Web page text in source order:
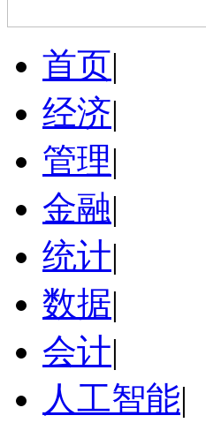
首页|
经济|
管理|
金融|
统计|
数据|
会计|
人工智能|